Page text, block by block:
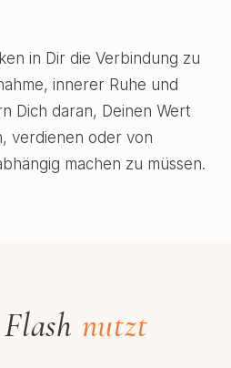
in Dir die Verbindung zu
innerer Ruhe und
Dich daran, Deinen Wert
verdienen oder von
machen zu müssen.
nutzt